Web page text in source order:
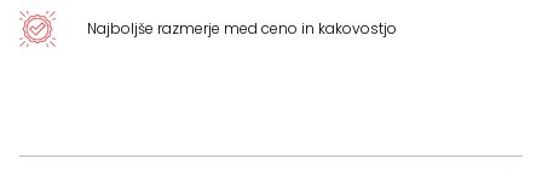
Najboljše razmerje med ceno in kakovostjo